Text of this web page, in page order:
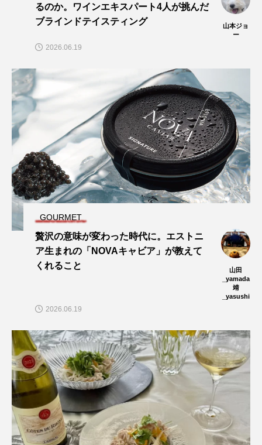
るのか。ワインエキスパート4人が挑んだ
ブラインドテイスティング
山本ジョ
ー
2026.06.19
GOURMET
贅沢の意味が変わった時代に。エストニ
ア生まれの「NOVAキャビア」が教えて
くれること
山田
_yamada
靖
_yasushi
2026.06.19